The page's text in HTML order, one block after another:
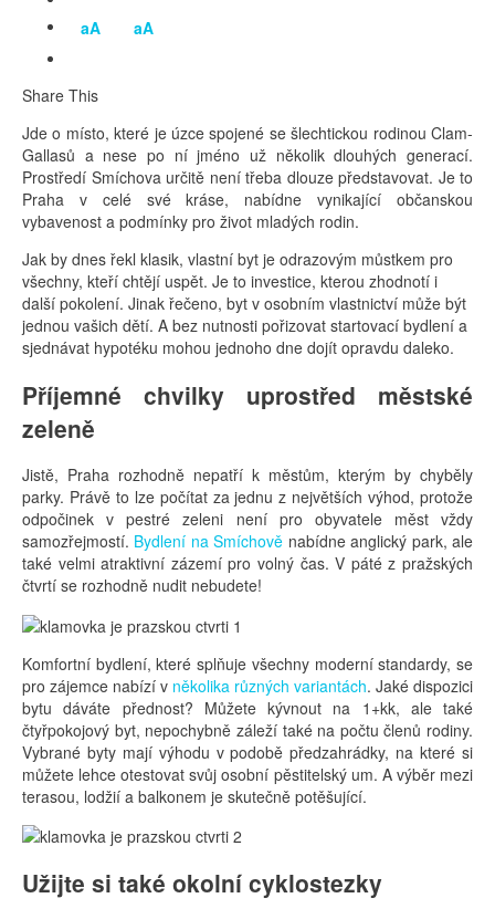
aA aA
Share This
Jde o místo, které je úzce spojené se šlechtickou rodinou Clam-
Gallasů a nese po ní jméno už několik dlouhých generací.
Prostředí Smíchova určitě není třeba dlouze představovat. Je to
Praha v celé své kráse, nabídne vynikající občanskou
vybavenost a podmínky pro život mladých rodin.
Jak by dnes řekl klasik, vlastní byt je odrazovým můstkem pro
všechny, kteří chtějí uspět. Je to investice, kterou zhodnotí i
další pokolení. Jinak řečeno, byt v osobním vlastnictví může být
jednou vašich dětí. A bez nutnosti pořizovat startovací bydlení a
sjednávat hypotéku mohou jednoho dne dojít opravdu daleko.
Příjemné chvilky uprostřed městské
zeleně
Jistě, Praha rozhodně nepatří k městům, kterým by chyběly
parky. Právě to lze počítat za jednu z největších výhod, protože
odpočinek v pestré zeleni není pro obyvatele měst vždy
samozřejmostí. Bydlení na Smíchově nabídne anglický park, ale
také velmi atraktivní zázemí pro volný čas. V páté z pražských
čtvrtí se rozhodně nudit nebudete!
Komfortní bydlení, které splňuje všechny moderní standardy, se
pro zájemce nabízí v několika různých variantách. Jaké dispozici
bytu dáváte přednost? Můžete kývnout na 1+kk, ale také
čtyřpokojový byt, nepochybně záleží také na počtu členů rodiny.
Vybrané byty mají výhodu v podobě předzahrádky, na které si
můžete lehce otestovat svůj osobní pěstitelský um. A výběr mezi
terasou, lodžií a balkonem je skutečně potěšující.
Užijte si také okolní cyklostezky